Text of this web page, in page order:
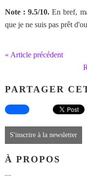
Note : 9.5/10. En bref,
que je ne suis pas prêt
« Article précédent
PARTAGER
S'inscrire à la newsletter
À PROPOS